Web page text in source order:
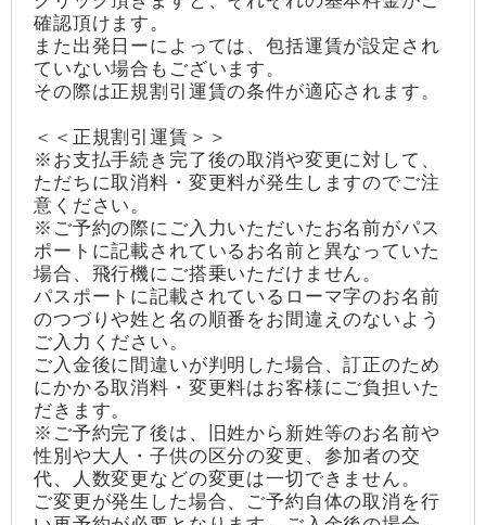
確認頂けます。
また出発日ーによっては、包括運賃が設定され
ていない場合もございます。
その際は正規割引運賃の条件が適応されます。
＜＜正規割引運賃＞＞
※お支払手続き完了後の取消や変更に対して、
ただちに取消料・変更料が発生しますのでご注
意ください。
※ご予約の際にご入力いただいたお名前がパス
ポートに記載されているお名前と異なっていた
場合、飛行機にご搭乗いただけません。
パスポートに記載されているローマ字のお名前
のつづりや姓と名の順番をお間違えのないよう
ご入力ください。
ご入金後に間違いが判明した場合、訂正のため
にかかる取消料・変更料はお客様にご負担いた
だきます。
※ご予約完了後は、旧姓から新姓等のお名前や
性別や大人・子供の区分の変更、参加者の交
代、人数変更などの変更は一切できません。
ご変更が発生した場合、ご予約自体の取消を行